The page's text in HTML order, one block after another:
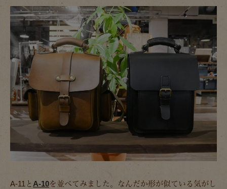
A-11と A-10を並べてみました。なんだか形が似ている気がし